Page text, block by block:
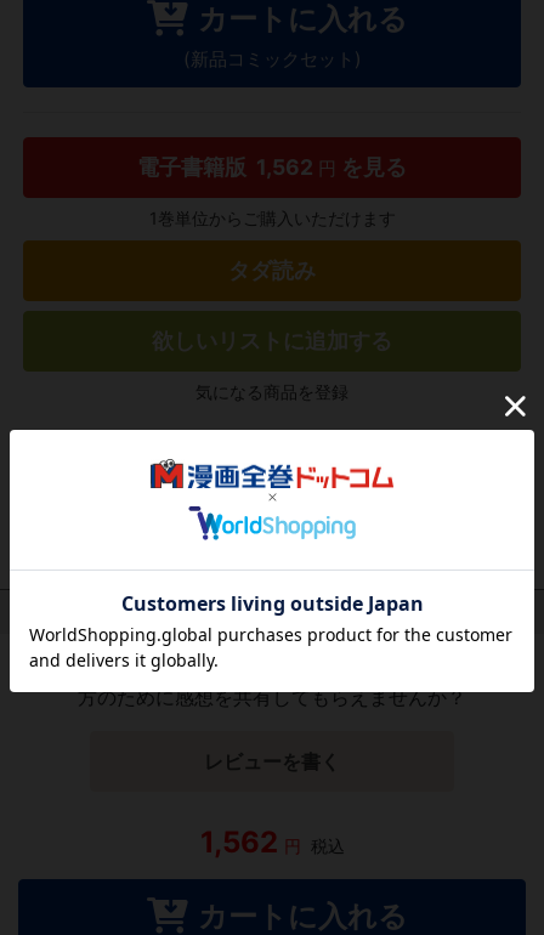
カートに入れる
(新品コミックセット)
電子書籍版 1,562 円 を見る
1巻単位からご購入いただけます
タダ読み
欲しいリストに追加する
気になる商品を登録
作品レビュー （関連商品を含む）
この作品にはまだレビューがありません。 今後読まれる
方のために感想を共有してもらえませんか？
レビューを書く
1,562 円 税込
カートに入れる